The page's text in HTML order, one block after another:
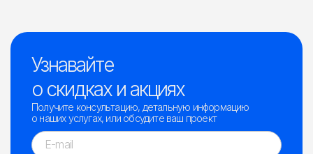
Узнавайте
о скидках и акциях
Получите консультацию, детальную информацию
о наших услугах, или обсудите ваш проект